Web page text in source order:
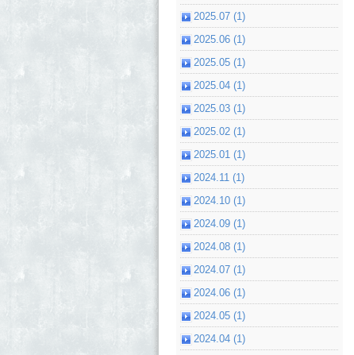
2025.07 (1)
2025.06 (1)
2025.05 (1)
2025.04 (1)
2025.03 (1)
2025.02 (1)
2025.01 (1)
2024.11 (1)
2024.10 (1)
2024.09 (1)
2024.08 (1)
2024.07 (1)
2024.06 (1)
2024.05 (1)
2024.04 (1)